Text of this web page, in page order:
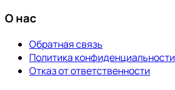
О нас
Обратная связь
Политика конфиденциальности
Отказ от ответственности